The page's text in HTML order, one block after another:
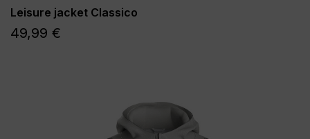
Leisure jacket Classico
49,99 €